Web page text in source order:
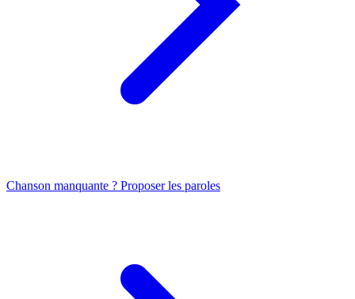
Chanson manquante ? Proposer les paroles